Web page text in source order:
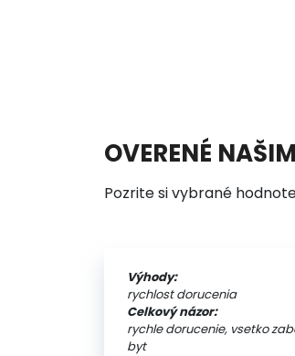
OVERENÉ
Pozrite si vybrané
Výhody:
rychlost dorucenia
Celkový názor:
rychle dorucenie, vsetko
byt